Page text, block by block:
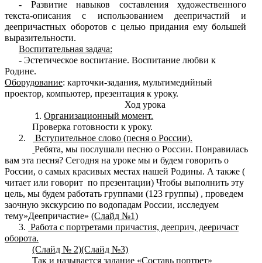
- Развитие навыков составления художественного
текста-описания с использованием деепричастий и
деепричастных оборотов с целью придания ему большей
выразительности.
Воспитательная задача:
- Эстетическое воспитание. Воспитание любви к
Родине.
Оборудование: карточки-задания, мультимедийный
проектор, компьютер, презентация к уроку.
Ход урока
Организационный момент.
Проверка готовности к уроку.
2.
Вступительное слово (песня о России).
Ребята, мы послушали песню о России. Понравилась
вам эта песня? Сегодня на уроке мы и будем говорить о
России, о самых красивых местах нашей Родины. А также (
читает или говорит по презентации) Чтобы выполнить эту
цель, мы будем работать группами (123 группы) , проведем
заочную экскурсию по водопадам России, исследуем
тему»Деепричастие» (Слайд №1)
3. Работа с портретами причастия, дееприч, дееричаст
оборота.
(Слайд № 2)(Слайд №3)
Так и называется задание «Составь портрет»